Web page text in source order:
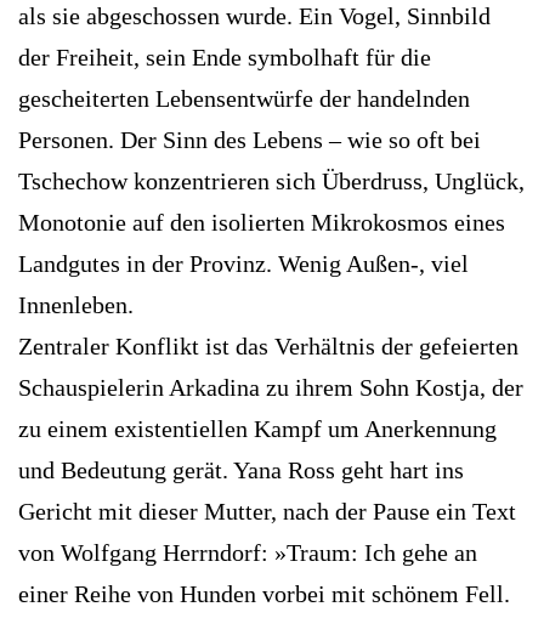
als sie abgeschossen wurde. Ein Vogel, Sinnbild
der Freiheit, sein Ende symbolhaft für die
gescheiterten Lebensentwürfe der handelnden
Personen. Der Sinn des Lebens – wie so oft bei
Tschechow konzentrieren sich Überdruss, Unglück,
Monotonie auf den isolierten Mikrokosmos eines
Landgutes in der Provinz. Wenig Außen-, viel
Innenleben.
Zentraler Konflikt ist das Verhältnis der gefeierten
Schauspielerin Arkadina zu ihrem Sohn Kostja, der
zu einem existentiellen Kampf um Anerkennung
und Bedeutung gerät. Yana Ross geht hart ins
Gericht mit dieser Mutter, nach der Pause ein Text
von Wolfgang Herrndorf: »Traum: Ich gehe an
einer Reihe von Hunden vorbei mit schönem Fell.